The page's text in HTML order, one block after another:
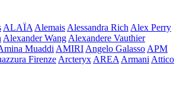
ALAÏAAlemaisAlessandra RichAlex Perry
Alexander WangAlexandere Vauthier
MuaddiAMIRIAngelo GalassoAPM
FirenzeArcteryxAREAArmaniAttico